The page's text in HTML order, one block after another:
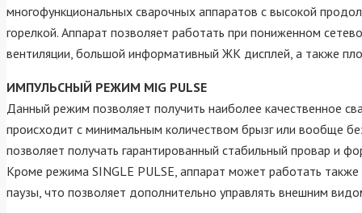
многофункциональных сварочных аппаратов с высокой
горелкой. Аппарат позволяет работать при пониженном
вентиляции, большой информативный ЖК дисплей, а также
ИМПУЛЬСНЫЙ РЕЖИМ MIG PULSE
Данный режим позволяет получить наиболее качественное
происходит с минимальным количеством брызг или вообще
позволяет получать гарантированный стабильный провар и
Кроме режима SINGLE PULSE, аппарат может работать
паузы, что позволяет дополнительно управлять внешним